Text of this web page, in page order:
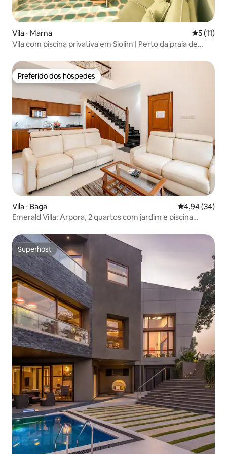
Vila ⋅ Marna 5 de uma
5 (11)
Vila com piscina privativa em Siolim | Perto da praia de
Preferido dos hóspedes
Preferido dos hóspedes
Vila ⋅ Baga 4,94 de uma
4,94 (34)
Emerald Villa: Arpora, 2 quartos com jardim e piscina
Superhost
Superhost